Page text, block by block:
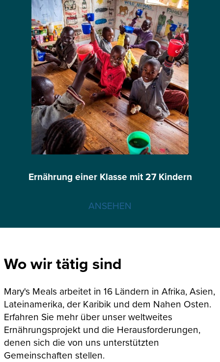
Ernährung einer Klasse mit 27 Kindern
ANSEHEN
Wo wir tätig sind
Mary's Meals arbeitet in 16 Ländern in Afrika, Asien,
Lateinamerika, der Karibik und dem Nahen Osten.
Erfahren Sie mehr über unser weltweites
Ernährungsprojekt und die Herausforderungen,
denen sich die von uns unterstützten
Gemeinschaften stellen.